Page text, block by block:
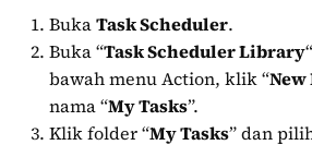
BukaTask Scheduler.
Buka “Task Scheduler Library
bawah menu Action, klik “
nama “My Tasks”.
Klik folder “My Tasks” dan